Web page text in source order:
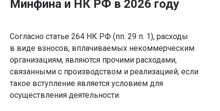
Минфина и НК РФ в 2026 году
Согласно статье 264 НК РФ (пп. 29 п. 1), расходы
в виде взносов, вплачиваемых некоммерческим
организациям, являются прочими расходами,
связанными с производством и реализацией, если
такое вступление является условием для
осуществления деятельности.